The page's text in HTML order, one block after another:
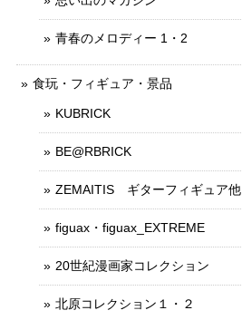
青春のメロディー 1・2
食玩・フィギュア・景品
KUBRICK
BE@RBRICK
ZEMAITIS ギターフィギュア他
figuax・figuax_EXTREME
20世紀漫画家コレクション
北原コレクション１・２